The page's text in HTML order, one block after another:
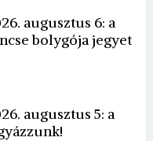
augusztus 6: a
bolygója jegyet
augusztus 5: a